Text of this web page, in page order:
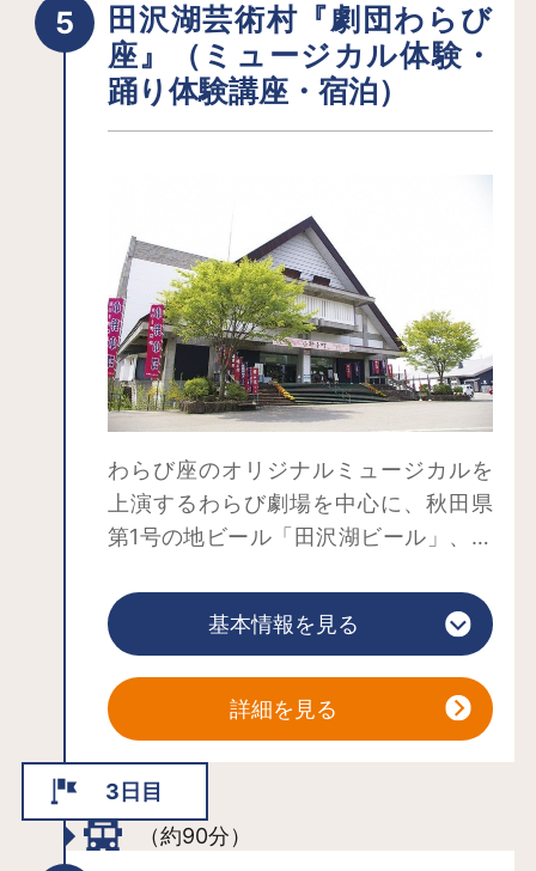
田沢湖芸術村『劇団わらび
座』（ミュージカル体験・
踊り体験講座・宿泊）
わらび座のオリジナルミュージカルを
上演するわらび劇場を中心に、秋田県
第1号の地ビール「田沢湖ビール」、日
ぽ」、手造りのクラフト家具の販売や
体験工房がある「森林工芸館」などが
レッジ（芸術村）」となっています。
基本情報を見る
詳細を見る
3日目
（約90分）